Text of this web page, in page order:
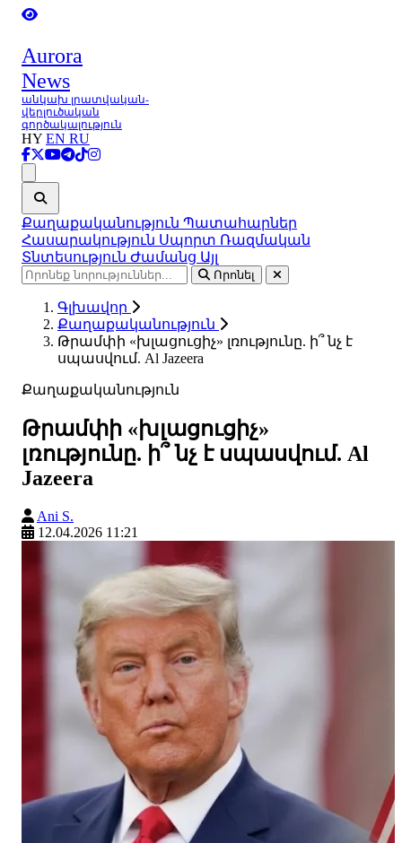
Aurora
News
անկախ լրատվական-
վերլուծական
գործակալություն
HY EN RU
Քաղաքականություն Պատահարներ
Հասարակություն Սպորտ Ռազմական
Տնտեսություն Ժամանց Այլ
Որոնել
Գլխավոր
Քաղաքականություն
Թրամփի «խլացուցիչ» լռությունը. ի՞ նչ է
սպասվում. Al Jazeera
Քաղաքականություն
Թրամփի «խլացուցիչ»
լռությունը. ի՞ նչ է սպասվում. Al
Jazeera
Ani S.
12.04.2026 11:21